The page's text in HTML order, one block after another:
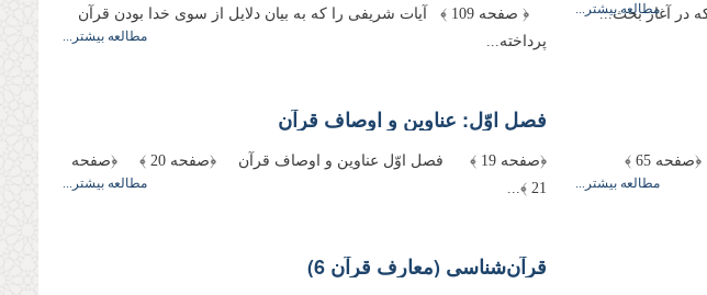
مطالعه بیشتر...
﴿ صفحه 109 ﴾ آیات شریفى را كه به بیان دلایل از سوى خدا بودن قرآن
پرداخته...
مطالعه بیشتر...
﴿صفحه 63 ﴾ ‌‌‌‌‌‌‌‌‌‌‌ فصل دوم نزول قرآن ﴿صفحه 64 ﴾ ﴿صفحه 65 ﴾
مطالعه بیشتر...
فصل اوّل: عناوین و اوصاف قرآن
﴿صفحه 19 ﴾ ‌‌‌‌‌‌‌‌‌‌‌ فصل اوّل عناوین و اوصاف قرآن ﴿صفحه 20 ﴾ ﴿صفحه
21 ﴾...
مطالعه بیشتر...
قرآن‌شناسى (معارف قرآن 6)